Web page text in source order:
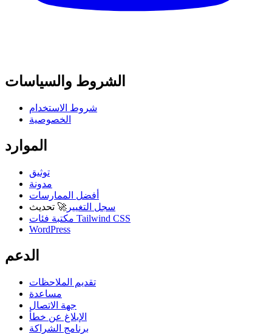
الشروط والسياسات
شروط الاستخدام
الخصوصية
الموارد
توثيق
مدونة
أفضل الممارسات
سجل التغيير 🚀 تحديث
مكتبة فئات Tailwind CSS
WordPress
الدعم
تقديم الملاحظات
مساعدة
جهة الاتصال
الإبلاغ عن خطأ
برنامج الشراكة